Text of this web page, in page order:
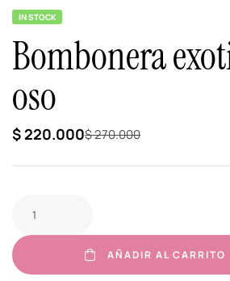
IN STOCK
Bombonera
oso
$270.000
$ 220.000
AÑADIR AL CARRITO